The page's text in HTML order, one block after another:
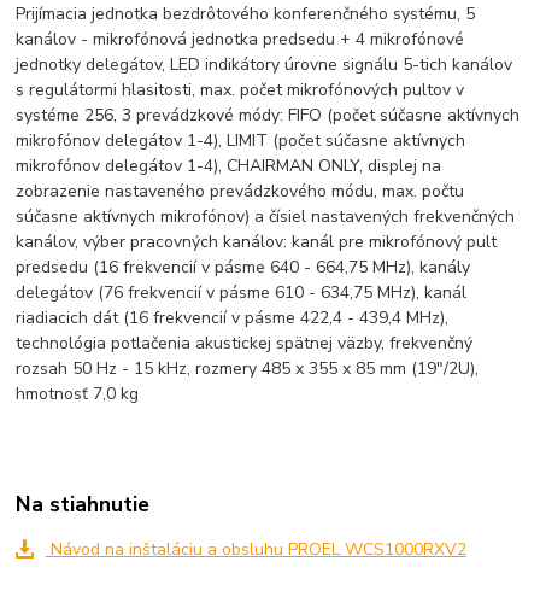
Prijímacia jednotka bezdrôtového konferenčného systému, 5
kanálov - mikrofónová jednotka predsedu + 4 mikrofónové
jednotky delegátov, LED indikátory úrovne signálu 5-tich kanálov
s regulátormi hlasitosti, max. počet mikrofónových pultov v
systéme 256, 3 prevádzkové módy: FIFO (počet súčasne aktívnych
mikrofónov delegátov 1-4), LIMIT (počet súčasne aktívnych
mikrofónov delegátov 1-4), CHAIRMAN ONLY, displej na
zobrazenie nastaveného prevádzkového módu, max. počtu
súčasne aktívnych mikrofónov) a čísiel nastavených frekvenčných
kanálov, výber pracovných kanálov: kanál pre mikrofónový pult
predsedu (16 frekvencií v pásme 640 - 664,75 MHz), kanály
delegátov (76 frekvencií v pásme 610 - 634,75 MHz), kanál
riadiacich dát (16 frekvencií v pásme 422,4 - 439,4 MHz),
technológia potlačenia akustickej spätnej väzby, frekvenčný
rozsah 50 Hz - 15 kHz, rozmery 485 x 355 x 85 mm (19"/2U),
hmotnosť 7,0 kg
Na stiahnutie
Návod na inštaláciu a obsluhu PROEL WCS1000RXV2